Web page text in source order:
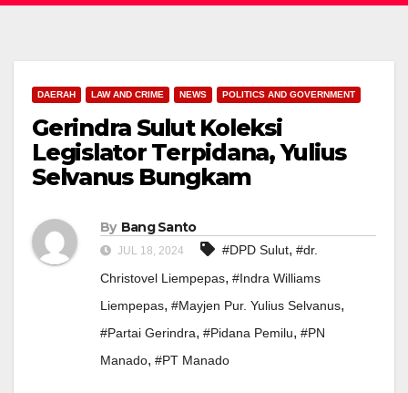
DAERAH LAW AND CRIME NEWS POLITICS AND GOVERNMENT
Gerindra Sulut Koleksi
Legislator Terpidana, Yulius
Selvanus Bungkam
By Bang Santo
JUL 18, 2024 #DPD Sulut, #dr.
Christovel Liempepas, #Indra Williams
Liempepas, #Mayjen Pur. Yulius Selvanus,
#Partai Gerindra, #Pidana Pemilu, #PN
Manado, #PT Manado